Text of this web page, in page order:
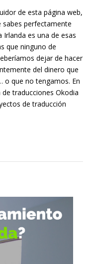
y trabajan en
de esta página web,
sabes perfectamente
Irlanda es una de esas
que ninguno de
dejar de hacer
del dinero que
o que no tengamos. En
de traducciones Okodia
de traducción